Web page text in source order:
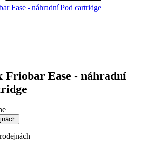
Ease - náhradní Pod cartridge
Friobar Ease - náhradní